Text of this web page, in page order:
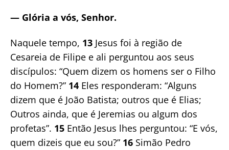
— Glória a vós, Senhor.
Naquele tempo, 13 Jesus foi à região de
Cesareia de Filipe e ali perguntou aos seus
discípulos: “Quem dizem os homens ser o Filho
do Homem?” 14 Eles responderam: “Alguns
dizem que é João Batista; outros que é Elias;
Outros ainda, que é Jeremias ou algum dos
profetas”. 15 Então Jesus lhes perguntou: “E vós,
quem dizeis que eu sou?” 16 Simão Pedro